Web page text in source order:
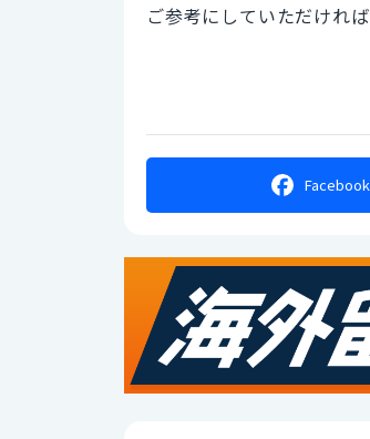
ご参考にしていただければ